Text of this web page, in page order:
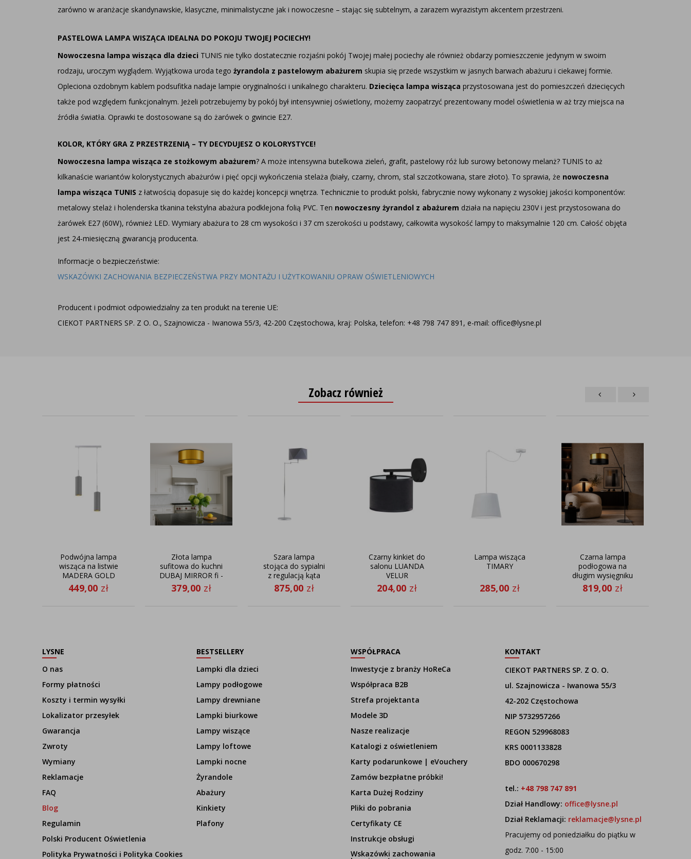
zarówno w aranżacje skandynawskie, klasyczne, minimalistyczne jak i nowoczesne – stając się subtelnym, a zarazem wyrazistym akcentem przestrzeni.
PASTELOWA LAMPA WISZĄCA IDEALNA DO POKOJU TWOJEJ POCIECHY!
Nowoczesna lampa wisząca dla dzieci TUNIS nie tylko dostatecznie rozjaśni pokój Twojej małej pociechy ale również obdarzy pomieszczenie jedynym w swoim
rodzaju, uroczym wyglądem. Wyjątkowa uroda tego żyrandola z pastelowym abażurem skupia się przede wszystkim w jasnych barwach abażuru i ciekawej formie.
Opleciona ozdobnym kablem podsufitka nadaje lampie oryginalności i unikalnego charakteru. Dziecięca lampa wisząca przystosowana jest do pomieszczeń dziecięcych
także pod względem funkcjonalnym. Jeżeli potrzebujemy by pokój był intensywniej oświetlony, możemy zaopatrzyć prezentowany model oświetlenia w aż trzy miejsca na
źródła światła. Oprawki te dostosowane są do żarówek o gwincie E27.
KOLOR, KTÓRY GRA Z PRZESTRZENIĄ – TY DECYDUJESZ O KOLORYSTYCE!
Nowoczesna lampa wisząca ze stożkowym abażurem? A może intensywna butelkowa zieleń, grafit, pastelowy róż lub surowy betonowy melanż? TUNIS to aż
kilkanaście wariantów kolorystycznych abażurów i pięć opcji wykończenia stelaża (biały, czarny, chrom, stal szczotkowana, stare złoto). To sprawia, że nowoczesna
lampa wisząca TUNIS z łatwością dopasuje się do każdej koncepcji wnętrza. Technicznie to produkt polski, fabrycznie nowy wykonany z wysokiej jakości komponentów:
metalowy stelaż i holenderska tkanina tekstylna abażura podklejona folią PVC. Ten nowoczesny żyrandol z abażurem działa na napięciu 230V i jest przystosowana do
żarówek E27 (60W), również LED. Wymiary abażura to 28 cm wysokości i 37 cm szerokości u podstawy, całkowita wysokość lampy to maksymalnie 120 cm. Całość objęta
jest 24-miesięczną gwarancją producenta.
Informacje o bezpieczeństwie:
WSKAZÓWKI ZACHOWANIA BEZPIECZEŃSTWA PRZY MONTAŻU I UŻYTKOWANIU OPRAW OŚWIETLENIOWYCH
Producent i podmiot odpowiedzialny za ten produkt na terenie UE:
CIEKOT PARTNERS SP. Z O. O., Szajnowicza - Iwanowa 55/3, 42-200 Częstochowa, kraj: Polska, telefon: +48 798 747 891, e-mail: office@lysne.pl
Zobacz również
Podwójna lampa
wisząca na listwie
MADERA GOLD
449,00 zł
Złota lampa
sufitowa do kuchni
DUBAJ MIRROR fi -
40 cm w
nowoczesnym stylu
379,00 zł
Szara lampa
stojąca do sypialni
z regulacją kąta
padania światła
SANTIAGO w stylu
875,00 zł
Czarny kinkiet do
salonu LUANDA
VELUR
204,00 zł
Lampa wisząca
TIMARY
285,00 zł
Czarna lampa
podłogowa na
długim wysięgniku
BILBAO GLAM w
stylu glamour ze
819,00 zł
LYSNE
O nas
Formy płatności
Koszty i termin wysyłki
Lokalizator przesyłek
Gwarancja
Zwroty
Wymiany
Reklamacje
FAQ
Blog
Regulamin
Polski Producent Oświetlenia
Polityka Prywatności i Polityka Cookies
BESTSELLERY
Lampki dla dzieci
Lampy podłogowe
Lampy drewniane
Lampki biurkowe
Lampy wiszące
Lampy loftowe
Lampki nocne
Żyrandole
Abażury
Kinkiety
Plafony
WSPÓŁPRACA
Inwestycje z branży HoReCa
Współpraca B2B
Strefa projektanta
Modele 3D
Nasze realizacje
Katalogi z oświetleniem
Karty podarunkowe | eVouchery
Zamów bezpłatne próbki!
Karta Dużej Rodziny
Pliki do pobrania
Certyfikaty CE
Instrukcje obsługi
Wskazówki zachowania
KONTAKT
CIEKOT PARTNERS SP. Z O. O.
ul. Szajnowicza - Iwanowa 55/3
42-202 Częstochowa
NIP 5732957266
REGON 529968083
KRS 0001133828
BDO 000670298
tel.: +48 798 747 891
Dział Handlowy: office@lysne.pl
Dział Reklamacji: reklamacje@lysne.pl
Pracujemy od poniedziałku do piątku w
godz. 7:00 - 15:00